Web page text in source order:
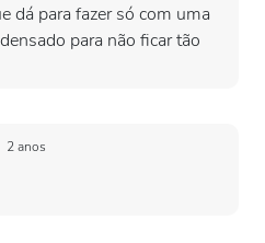
dá para fazer só com uma
para não ficar tão
2 anos